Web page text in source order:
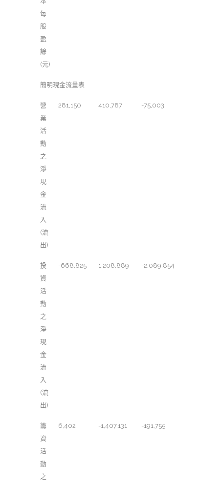
每
股
盈
餘
(元)
簡明現金流量表
營
業
活
動
之
淨
現
金
流
入
(流
出)
281,150 410,787 -75,003
投
資
活
動
之
淨
現
金
流
入
(流
出)
-668,825 1,208,889 -2,089,854
籌
資
活
動
之
6,402 -1,407,131 -191,755